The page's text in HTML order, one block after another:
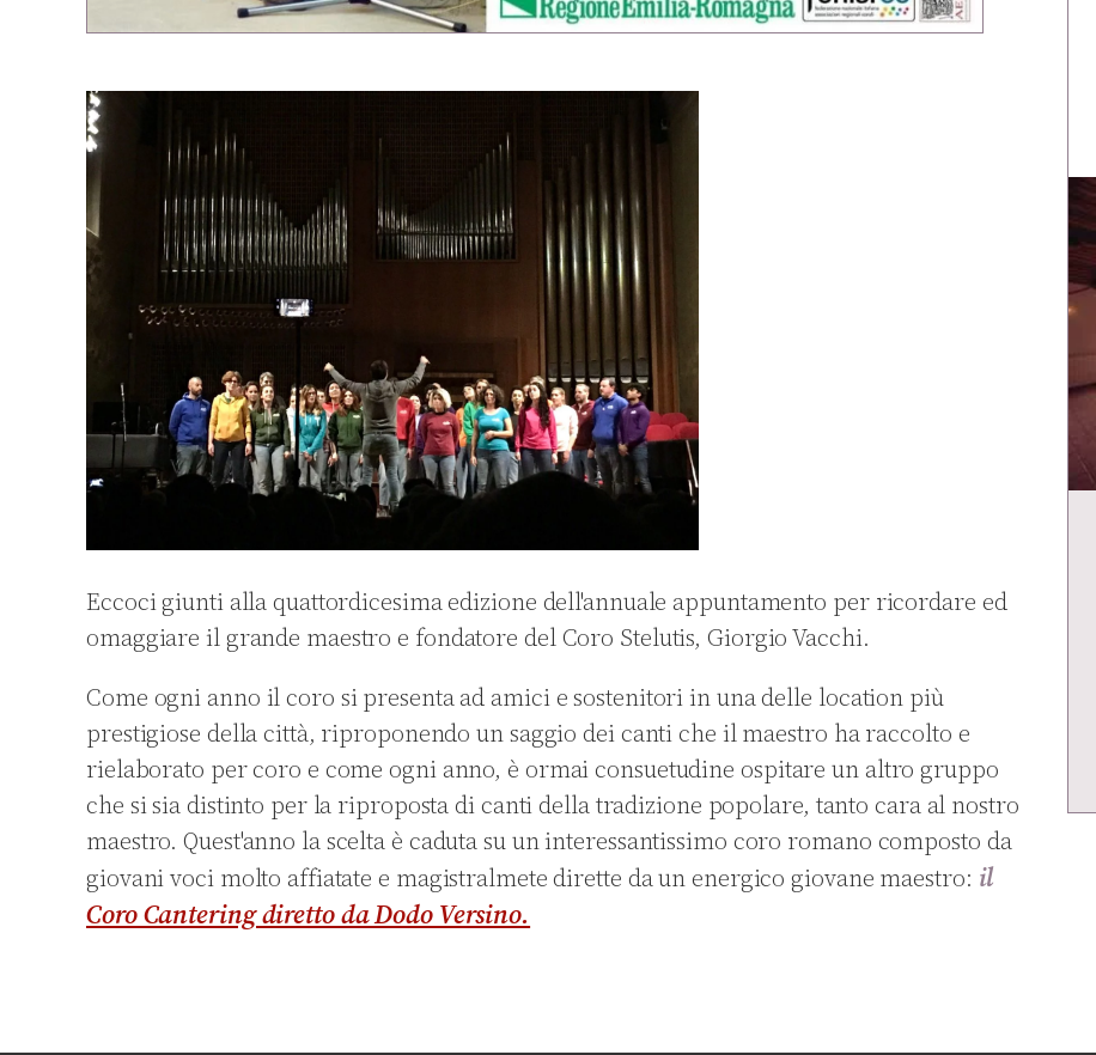
Eccoci giunti alla quattordicesima edizione dell'annuale appuntamento per ricordare ed
omaggiare il grande maestro e fondatore del Coro Stelutis, Giorgio Vacchi.
Come ogni anno il coro si presenta ad amici e sostenitori in una delle location più
prestigiose della città, riproponendo un saggio dei canti che il maestro ha raccolto e
rielaborato per coro e come ogni anno, è ormai consuetudine ospitare un altro gruppo
che si sia distinto per la riproposta di canti della tradizione popolare, tanto cara al nostro
maestro. Quest'anno la scelta è caduta su un interessantissimo coro romano composto da
giovani voci molto affiatate e magistralmete dirette da un energico giovane maestro: il
Coro Cantering diretto da Dodo Versino.